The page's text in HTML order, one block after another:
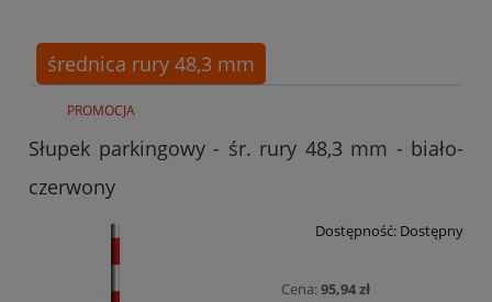
średnica rury 48,3 mm
Słupek parkingowy - śr. rury 48,3 mm - biało-
czerwony
Dostępność: Dostępny
Cena:95,94 zł
PROMOCJA